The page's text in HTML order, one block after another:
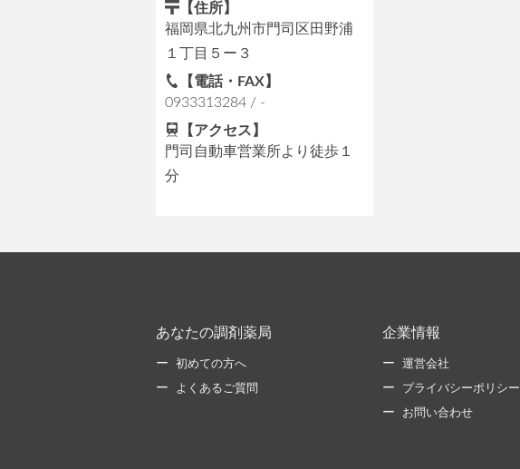
【住所】
福岡県北九州市門司区田野浦
１丁目５ー３
【電話・FAX】
0933313284 / -
【アクセス】
門司自動車営業所より徒歩１
分
あなたの調剤薬局
初めての方へ
よくあるご質問
企業情報
運営会社
プライバシーポリシー
お問い合わせ